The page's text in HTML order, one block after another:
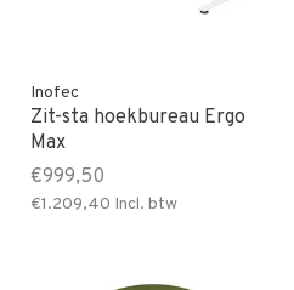
Inofec
Zit-sta hoekbureau Ergo
Max
€999,50
€1.209,40 Incl. btw